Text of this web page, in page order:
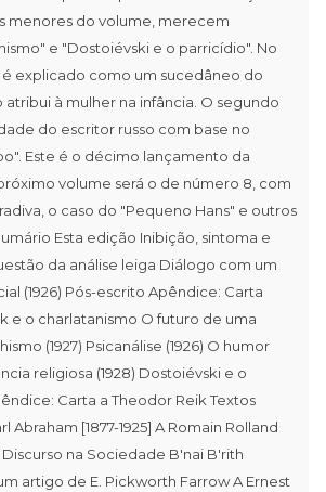
menores do volume, merecem
e "Dostoiévski e o parricídio". No
explicado como um sucedâneo do
à mulher na infância. O segundo
do escritor russo com base no
Este é o décimo lançamento da
volume será o de número 8, com
o caso do "Pequeno Hans" e outros
Esta edição Inibição, sintoma e
da análise leiga Diálogo com um
(1926) Pós-escrito Apêndice: Carta
e o charlatanismo O futuro de uma
(1927) Psicanálise (1926) O humor
religiosa (1928) Dostoiévski e o
Carta a Theodor Reik Textos
Abraham [1877-1925] A Romain Rolland
na Sociedade B'nai B'rith
artigo de E. Pickworth Farrow A Ernest